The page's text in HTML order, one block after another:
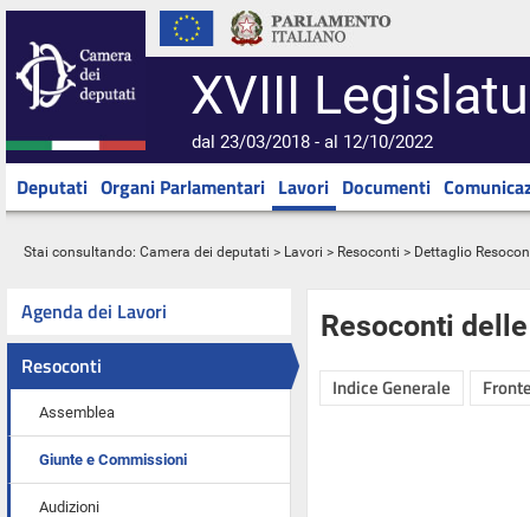
XVIII
dal 23/03/2018 - al 12/10/2022
Deputati Organi Parlamentari Lavori Documenti
Stai consultando: Camera dei deputati > Lavori > Resoconti > Dettaglio
Agenda dei Lavori
Resoconti
Assemblea
Giunte e Commissioni
Audizioni
Resoconti
Indice Generale